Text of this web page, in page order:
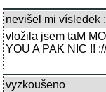
nevišel mi vísledek
vložila jsem taM
YOU A PAK NIC !!
vyzkoušeno